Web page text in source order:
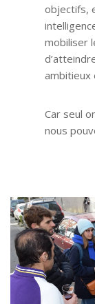
objectifs,
mobiliser
ambitieux
Car seul
nous